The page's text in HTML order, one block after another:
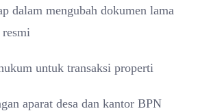
dalam mengubah dokumen lama
untuk transaksi properti
aparat desa dan kantor BPN